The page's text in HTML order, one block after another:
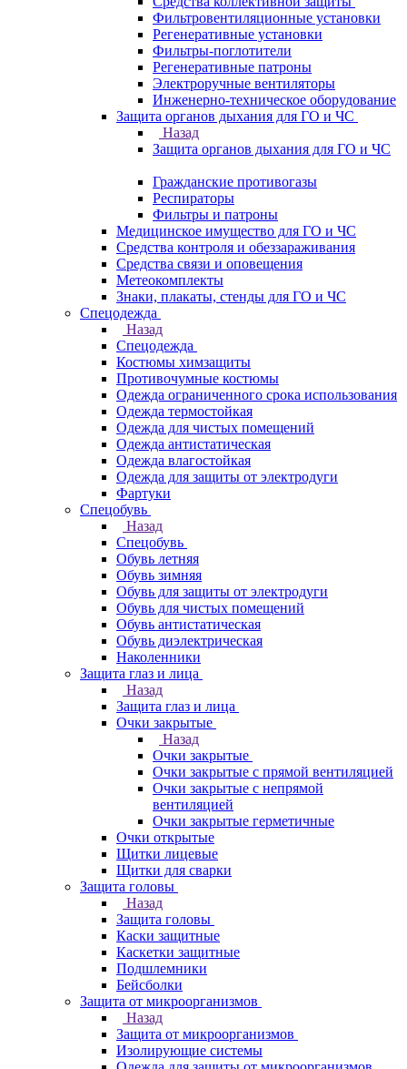
Фильтровентиляционные установки
Регенеративные установки
Фильтры-поглотители
Регенеративные патроны
Электроручные вентиляторы
Инженерно-техническое оборудование
Защита органов дыхания для ГО и ЧС
Назад
Защита органов дыхания для ГО и ЧС
Гражданские противогазы
Респираторы
Фильтры и патроны
Медицинское имущество для ГО и ЧС
Средства контроля и обеззараживания
Средства связи и оповещения
Метеокомплекты
Знаки, плакаты, стенды для ГО и ЧС
Спецодежда
Назад
Спецодежда
Костюмы химзащиты
Противочумные костюмы
Одежда ограниченного срока использования
Одежда термостойкая
Одежда для чистых помещений
Одежда антистатическая
Одежда влагостойкая
Одежда для защиты от электродуги
Фартуки
Спецобувь
Назад
Спецобувь
Обувь летняя
Обувь зимняя
Обувь для защиты от электродуги
Обувь для чистых помещений
Обувь антистатическая
Обувь диэлектрическая
Наколенники
Защита глаз и лица
Назад
Защита глаз и лица
Очки закрытые
Назад
Очки закрытые
Очки закрытые с прямой вентиляцией
Очки закрытые с непрямой
вентиляцией
Очки закрытые герметичные
Очки открытые
Щитки лицевые
Щитки для сварки
Защита головы
Назад
Защита головы
Каски защитные
Каскетки защитные
Подшлемники
Бейсболки
Защита от микроорганизмов
Назад
Защита от микроорганизмов
Изолирующие системы